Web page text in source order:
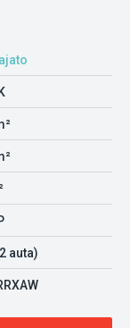
auta)